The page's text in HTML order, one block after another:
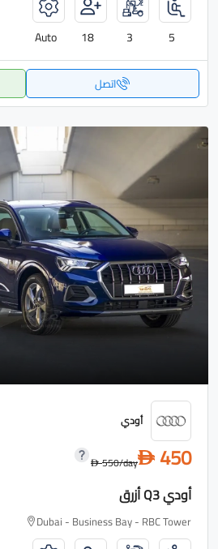
5
3
18
Auto
اتصل
أودي
D 450
D550/day
أودي Q3 أزرق
Dubai - Business Bay - RBC Tower